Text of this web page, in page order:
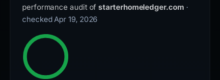
performance audit ofstarterhomeledger.com ·
checked Apr 19, 2026